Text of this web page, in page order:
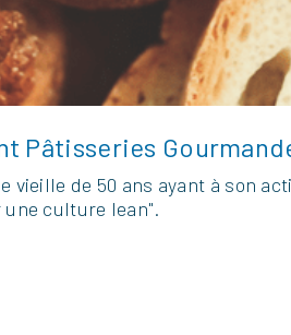
Pâtisseries
vieille de 50 ans ayant à son
culture lean".